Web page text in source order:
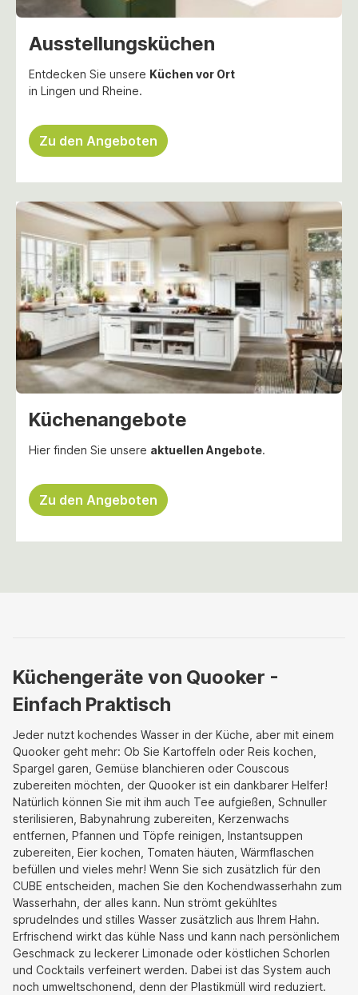
Ausstellungsküchen
Entdecken Sie unsere Küchen vor Ort
in Lingen und Rheine.
Zu den Angeboten
Küchenangebote
Hier finden Sie unsere aktuellen Angebote.
Zu den Angeboten
Küchengeräte von Quooker -
Einfach Praktisch
Jeder nutzt kochendes Wasser in der Küche, aber mit einem
Quooker geht mehr: Ob Sie Kartoffeln oder Reis kochen,
Spargel garen, Gemüse blanchieren oder Couscous
zubereiten möchten, der Quooker ist ein dankbarer Helfer!
Natürlich können Sie mit ihm auch Tee aufgießen, Schnuller
sterilisieren, Babynahrung zubereiten, Kerzenwachs
entfernen, Pfannen und Töpfe reinigen, Instantsuppen
zubereiten, Eier kochen, Tomaten häuten, Wärmflaschen
befüllen und vieles mehr! Wenn Sie sich zusätzlich für den
CUBE entscheiden, machen Sie den Kochendwasserhahn zum
Wasserhahn, der alles kann. Nun strömt gekühltes
sprudelndes und stilles Wasser zusätzlich aus Ihrem Hahn.
Erfrischend wirkt das kühle Nass und kann nach persönlichem
Geschmack zu leckerer Limonade oder köstlichen Schorlen
und Cocktails verfeinert werden. Dabei ist das System auch
noch umweltschonend, denn der Plastikmüll wird reduziert.